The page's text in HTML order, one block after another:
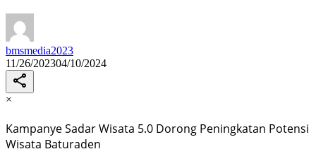
bmsmedia2023
11/26/202304/10/2024
×
Kampanye Sadar Wisata 5.0 Dorong Peningkatan Potensi
Wisata Baturaden